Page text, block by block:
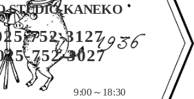
STUDIO KANEKO
752-3127
752-3027
9:00～18:30